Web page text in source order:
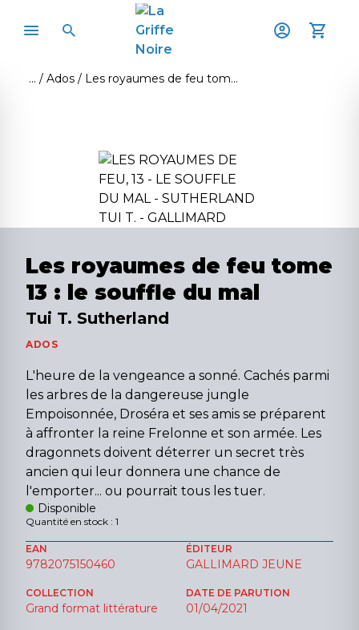
Ados Les royaumes de feu tome 13 : le souffle du mal
Les royaumes de feu tome
13 : le souffle du mal
Tui T. Sutherland
ADOS
L'heure de la vengeance a sonné. Cachés parmi
les arbres de la dangereuse jungle
Empoisonnée, Droséra et ses amis se préparent
à affronter la reine Frelonne et son armée. Les
dragonnets doivent déterrer un secret très
ancien qui leur donnera une chance de
l'emporter... ou pourrait tous les tuer.
Disponible
Quantité en stock : 1
EAN
9782075150460
ÉDITEUR
GALLIMARD JEUNE
COLLECTION
Grand format littérature
DATE DE PARUTION
01/04/2021